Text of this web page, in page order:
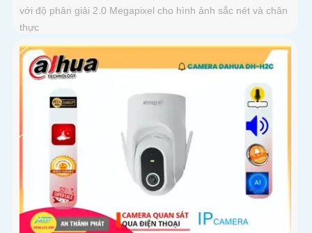
với độ phân giải 2.0 Megapixel cho hình ảnh sắc nét và chân
thực